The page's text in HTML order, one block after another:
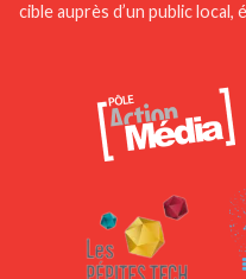
cible auprès d’un public